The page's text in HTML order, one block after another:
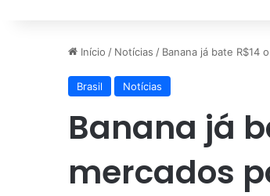
Início / Notícias / Banana já bate R$14
Brasil Notícias
Banana já
mercados